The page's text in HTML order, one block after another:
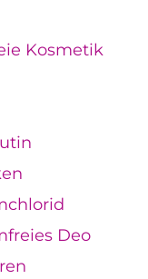
Kosmetik
Deo